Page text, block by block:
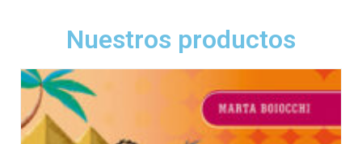
Nuestros productos